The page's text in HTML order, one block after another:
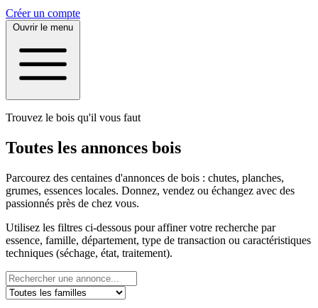
Créer un compte
Ouvrir le menu
Trouvez le bois qu'il vous faut
Toutes les annonces bois
Parcourez des centaines d'annonces de bois : chutes, planches,
grumes, essences locales. Donnez, vendez ou échangez avec des
passionnés près de chez vous.
Utilisez les filtres ci-dessous pour affiner votre recherche par
essence, famille, département, type de transaction ou caractéristiques
techniques (séchage, état, traitement).